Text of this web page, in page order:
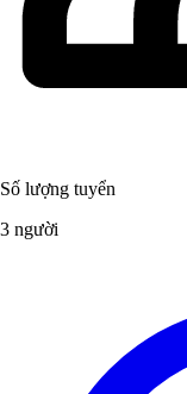
Số lượng tuyển
3 người